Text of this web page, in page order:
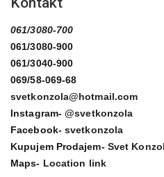
061/3080-700
061/3080-900
061/3040-900
069/58-069-68
svetkonzola@hotmail.com
Instagram-@svetkonzola
Facebook- svetkonzola
Kupujem Prodajem- Svet
Maps- Location link